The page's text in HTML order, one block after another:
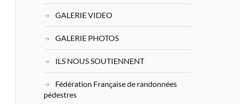
GALERIE VIDEO
GALERIE PHOTOS
ILS NOUS SOUTIENNENT
Fédération Française de randonnées
pédestres